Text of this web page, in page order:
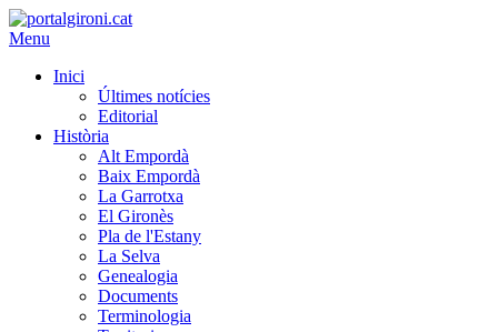
Menu
Inici
Últimes notícies
Editorial
Història
Alt Empordà
Baix Empordà
La Garrotxa
El Gironès
Pla de l'Estany
La Selva
Genealogia
Documents
Terminologia